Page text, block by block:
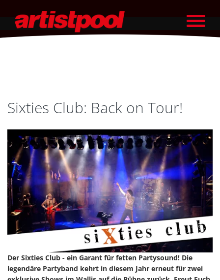
Sixties Club: Back on Tour!
Der Sixties Club - ein Garant für fetten Partysound! Die
legendäre Partyband kehrt in diesem Jahr erneut für zwei